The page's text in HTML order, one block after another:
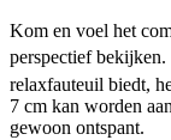
Kom en voel het
perspectief bekijken.
relaxfauteuil biedt,
7 cm kan worden
gewoon ontspant.